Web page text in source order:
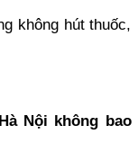
không hút thuốc,
Nội không bao